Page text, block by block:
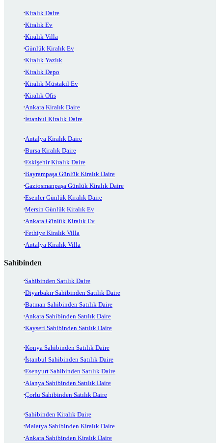
Kiralık Daire
Kiralık Ev
Kiralık Villa
Günlük Kiralık Ev
Kiralık Yazlık
Kiralık Depo
Kiralık Müstakil Ev
Kiralık Ofis
Ankara Kiralık Daire
İstanbul Kiralık Daire
Antalya Kiralık Daire
Bursa Kiralık Daire
Eskişehir Kiralık Daire
Bayrampaşa Günlük Kiralık Daire
Gaziosmanpaşa Günlük Kiralık Daire
Esenler Günlük Kiralık Daire
Mersin Günlük Kiralık Ev
Ankara Günlük Kiralık Ev
Fethiye Kiralık Villa
Antalya Kiralık Villa
Sahibinden
Sahibinden Satılık Daire
Diyarbakır Sahibinden Satılık Daire
Batman Sahibinden Satılık Daire
Ankara Sahibinden Satılık Daire
Kayseri Sahibinden Satılık Daire
Konya Sahibinden Satılık Daire
İstanbul Sahibinden Satılık Daire
Esenyurt Sahibinden Satılık Daire
Alanya Sahibinden Satılık Daire
Çorlu Sahibinden Satılık Daire
Sahibinden Kiralık Daire
Malatya Sahibinden Kiralık Daire
Ankara Sahibinden Kiralık Daire